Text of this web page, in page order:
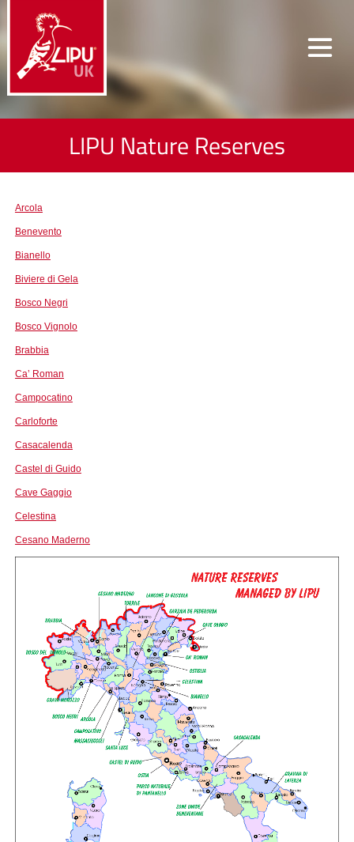
LIPU Nature Reserves
Arcola
Benevento
Bianello
Biviere di Gela
Bosco Negri
Bosco Vignolo
Brabbia
Ca’ Roman
Campocatino
Carloforte
Casacalenda
Castel di Guido
Cave Gaggio
Celestina
Cesano Maderno